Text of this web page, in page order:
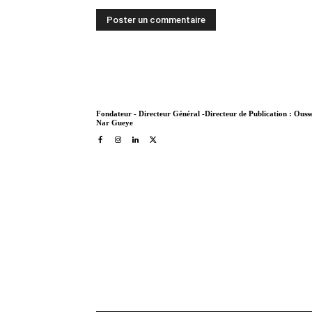
Fondateur - Directeur Général -Directeur de Publication :
Nar Gueye